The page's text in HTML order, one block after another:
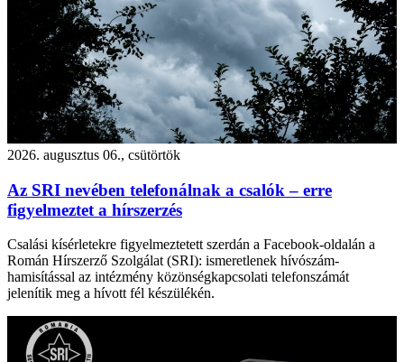
2026. augusztus 06., csütörtök
Az SRI nevében telefonálnak a csalók – erre
figyelmeztet a hírszerzés
Csalási kísérletekre figyelmeztetett szerdán a Facebook-oldalán a
Román Hírszerző Szolgálat (SRI): ismeretlenek hívószám-
hamisítással az intézmény közönségkapcsolati telefonszámát
jelenítik meg a hívott fél készülékén.